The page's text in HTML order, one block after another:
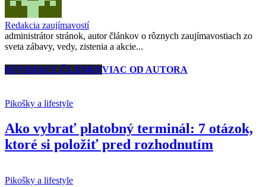
Redakcia zaujímavostí
administrátor stránok, autor článkov o rôznych zaujímavostiach zo
sveta zábavy, vedy, zistenia a akcie...
SÚVISIACE ČLÁNKYVIAC OD AUTORA
Pikošky a lifestyle
Ako vybrať platobný terminál: 7 otázok,
ktoré si položiť pred rozhodnutím
Pikošky a lifestyle